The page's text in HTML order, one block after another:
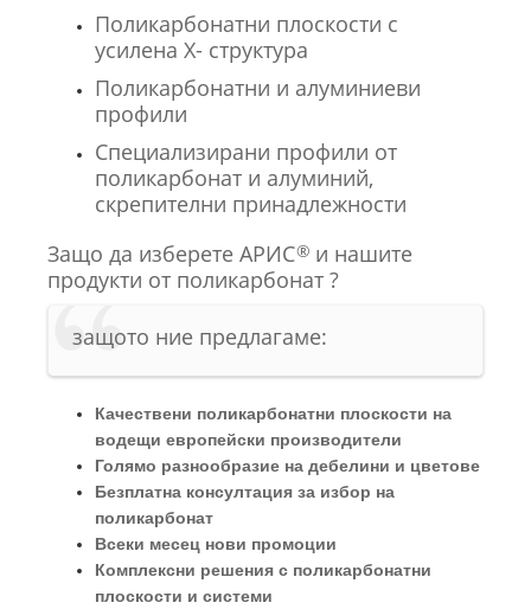
Поликарбонатни плоскости с
усилена Х- структура
Поликарбонатни и алуминиеви
профили
Специализирани профили от
поликарбонат и алуминий,
скрепителни принадлежности
Защо да изберете АРИС® и нашите
продукти от поликарбонат ?
защото ние предлагаме:
Качествени поликарбонатни плоскости на
водещи европейски производители
Голямо разнообразие на дебелини и цветове
Безплатна консултация за избор на
поликарбонат
Всеки месец нови промоции
Комплексни решения с поликарбонатни
плоскости и системи